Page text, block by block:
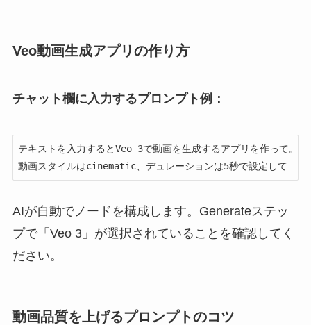
Veo動画生成アプリの作り方
チャット欄に入力するプロンプト例：
テキストを入力するとVeo 3で動画を生成するアプリを作って。
動画スタイルはcinematic、デュレーションは5秒で設定して
AIが自動でノードを構成します。Generateステッ
プで「Veo 3」が選択されていることを確認してく
ださい。
動画品質を上げるプロンプトのコツ